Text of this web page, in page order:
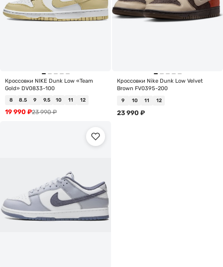
Кроссовки NIKE Dunk Low «Team
Gold» DV0833-100
8 8.5 9 9.5 10 11 12
23 990₽
19 990 ₽
Кроссовки Nike Dunk Low Velvet
Brown FV0395-200
9 10 11 12
23 990 ₽